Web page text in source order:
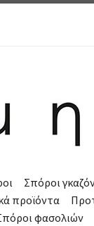
Σπόροι
προϊόντα
φασολιών